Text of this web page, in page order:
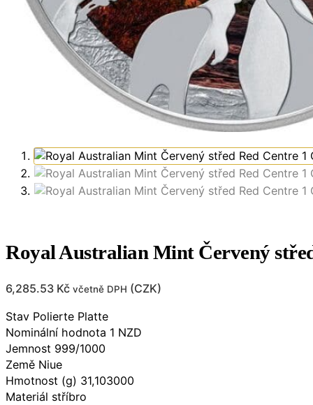
Royal Australian Mint Červený
6,285.53 Kč včetně DPH (CZK)
Stav Polierte Platte
Nominální hodnota 1 NZD
Jemnost 999/1000
Země Niue
Hmotnost (g) 31,103000
Materiál stříbro